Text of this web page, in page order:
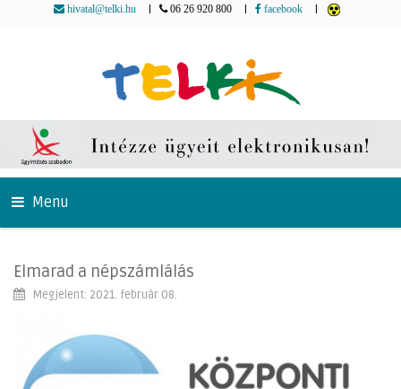
hivatal@telki.hu 06 26 920 800 facebook
Menu
Elmarad a népszámlálás
Megjelent: 2021. február 08.